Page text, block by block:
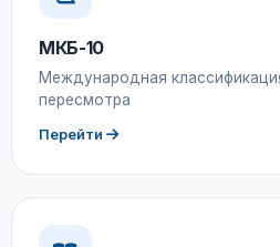
МКБ-10
Международная
пересмотра
Перейти